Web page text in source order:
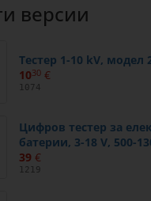
версии
Тестер 1-10 kV, модел
1030 €
1074
Цифров тестер за
батерии, 3-18 V, 500-
39 €
1219